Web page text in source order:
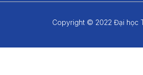
Copyright © 2022 Đại học